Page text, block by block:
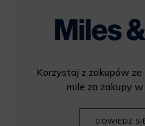
Korzystaj z zakupów
mile za zakupy
DOWIEDZ